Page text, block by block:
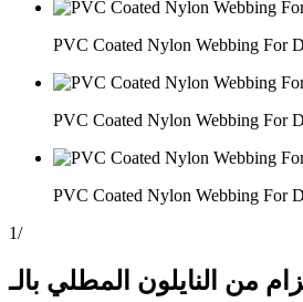
PVC Coated Nylon Webbing For
PVC Coated Nylon Webbing For
PVC Coated Nylon Webbing For
1/